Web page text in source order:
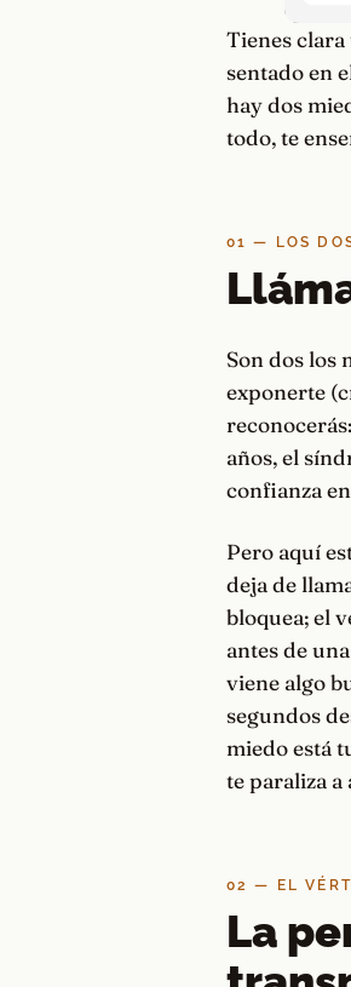
Tienes
sentado en
hay dos
todo, te
01 — LOS
Son dos los
exponerte
años, el
confianza
Pero aquí
deja de
bloquea; el
antes de
viene algo
segundos
miedo está
te paraliza a
02 — EL
La